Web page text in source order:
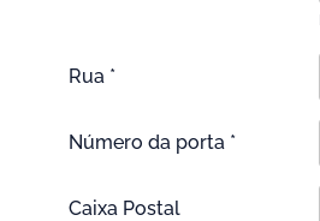
Rua *
Número da porta *
Caixa Postal